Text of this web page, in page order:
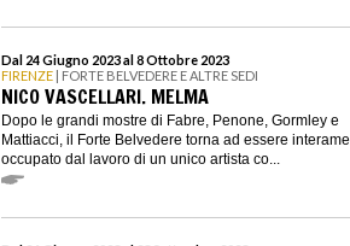
Dal 24 Giugno 2023 al 8 Ottobre 2023
FIRENZE | FORTE BELVEDERE E ALTRE SEDI
NICO VASCELLARI. MELMA
Dopo le grandi mostre di Fabre, Penone, Gormley e
Mattiacci, il Forte Belvedere torna ad essere
occupato dal lavoro di un unico artista co...